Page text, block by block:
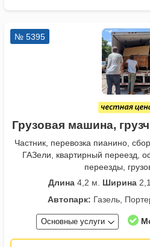
№ 5395
Грузовая машина,
Частник, перевозка пианино,
ГАЗели, квартирный переезд,
переезды,
Длина4,2 м. Ширина
Автопарк: Газель,
Основные услуги